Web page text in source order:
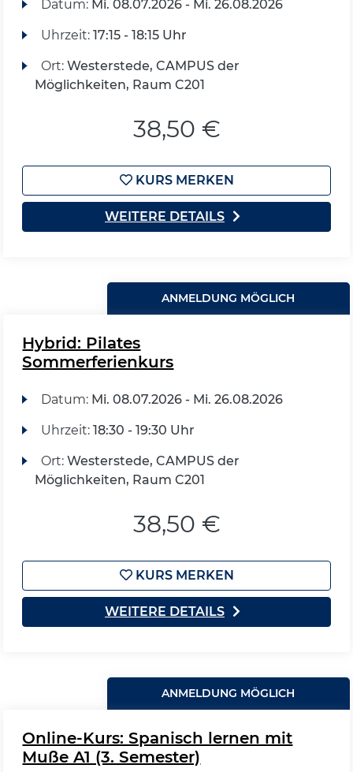
Datum: Mi. 08.07.2026 - Mi. 26.08.2026
Uhrzeit: 17:15 - 18:15 Uhr
Ort: Westerstede, CAMPUS der
Möglichkeiten, Raum C201
38,50 €
KURS MERKEN
WEITERE DETAILS
ANMELDUNG MÖGLICH
Hybrid: Pilates
Sommerferienkurs
Datum: Mi. 08.07.2026 - Mi. 26.08.2026
Uhrzeit: 18:30 - 19:30 Uhr
Ort: Westerstede, CAMPUS der
Möglichkeiten, Raum C201
38,50 €
KURS MERKEN
WEITERE DETAILS
ANMELDUNG MÖGLICH
Online-Kurs: Spanisch lernen mit
Muße A1 (3. Semester)